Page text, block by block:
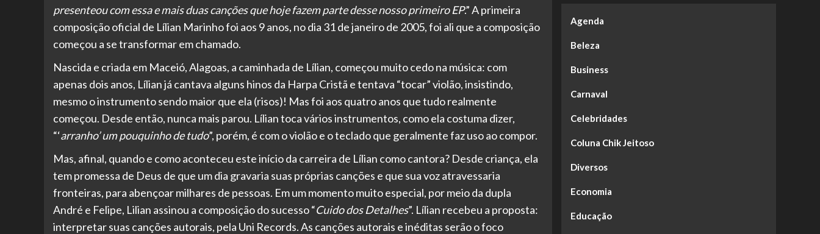
presenteou com essa e mais duas canções que hoje fazem parte desse nosso primeiro EP.” A primeira
composição oficial de Lílian Marinho foi aos 9 anos, no dia 31 de janeiro de 2005, foi ali que a composição
começou a se transformar em chamado.
Nascida e criada em Maceió, Alagoas, a caminhada de Lílian, começou muito cedo na música: com
apenas dois anos, Lílian já cantava alguns hinos da Harpa Cristã e tentava “tocar” violão, insistindo,
mesmo o instrumento sendo maior que ela (risos)! Mas foi aos quatro anos que tudo realmente
começou. Desde então, nunca mais parou. Lílian toca vários instrumentos, como ela costuma dizer,
“‘arranho’ um pouquinho de tudo”, porém, é com o violão e o teclado que geralmente faz uso ao compor.
Mas, afinal, quando e como aconteceu este início da carreira de Lílian como cantora? Desde criança, ela
tem promessa de Deus de que um dia gravaria suas próprias canções e que sua voz atravessaria
fronteiras, para abençoar milhares de pessoas. Em um momento muito especial, por meio da dupla
André e Felipe, Lilian assinou a composição do sucesso “Cuido dos Detalhes”. Lílian recebeu a proposta:
interpretar suas canções autorais, pela Uni Records. As canções autorais e inéditas serão o foco
Agenda
Beleza
Business
Carnaval
Celebridades
Coluna Chik Jeitoso
Diversos
Economia
Educação